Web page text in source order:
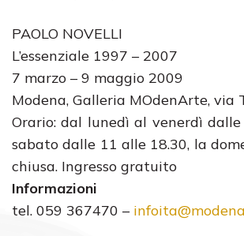
PAOLO NOVELLI
L’essenziale 1997 – 2007
7 marzo – 9 maggio 2009
Modena, Galleria MOdenArte, via
Orario: dal lunedì al venerdì
sabato dalle 11 alle 18.30, la
chiusa. Ingresso gratuito
Informazioni
tel. 059 367470 –